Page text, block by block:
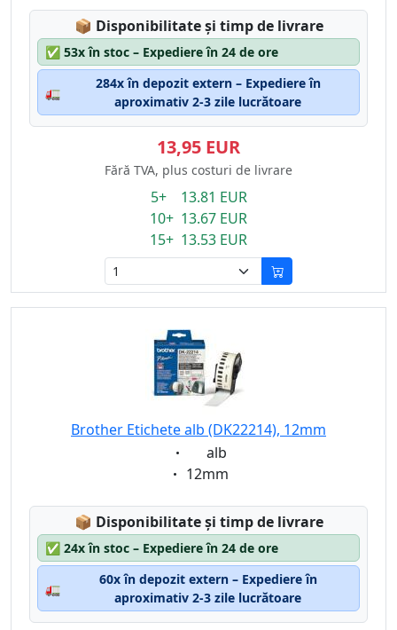
📦 Lagerstatus:
Disponibilitate și timp de livrare
✅ 53x în stoc – Expediere în 24 de ore
🚛
284x în depozit extern – Expediere în
aproximativ 2-3 zile lucrătoare
13,95 EUR
Fără TVA, plus costuri de livrare
5+ 13.81 EUR
10+ 13.67 EUR
15+ 13.53 EUR
Brother Etichete alb (DK22214), 12mm
Eigenschaft:
alb
Eigenschaft:
12mm
📦 Lagerstatus:
Disponibilitate și timp de livrare
✅ 24x în stoc – Expediere în 24 de ore
🚛
60x în depozit extern – Expediere în
aproximativ 2-3 zile lucrătoare